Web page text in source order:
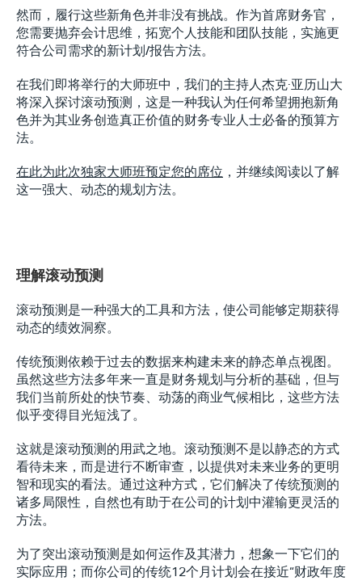
然而，履行这些新角色并非没有挑战。作为首席财务官，
您需要抛弃会计思维，拓宽个人技能和团队技能，实施更
符合公司需求的新计划/报告方法。
在我们即将举行的大师班中，我们的主持人杰克·亚历山大
将深入探讨滚动预测，这是一种我认为任何希望拥抱新角
色并为其业务创造真正价值的财务专业人士必备的预算方
法。
在此为此次独家大师班预定您的席位 ，并继续阅读以了解
这一强大、动态的规划方法。
理解滚动预测
滚动预测是一种强大的工具和方法，使公司能够定期获得
动态的绩效洞察。
传统预测依赖于过去的数据来构建未来的静态单点视图。
虽然这些方法多年来一直是财务规划与分析的基础，但与
我们当前所处的快节奏、动荡的商业气候相比，这些方法
似乎变得目光短浅了。
这就是滚动预测的用武之地。滚动预测不是以静态的方式
看待未来，而是进行不断审查，以提供对未来业务的更明
智和现实的看法。通过这种方式，它们解决了传统预测的
诸多局限性，自然也有助于在公司的计划中灌输更灵活的
方法。
为了突出滚动预测是如何运作及其潜力，想象一下它们的
实际应用；而你公司的传统12个月计划会在接近“财政年度